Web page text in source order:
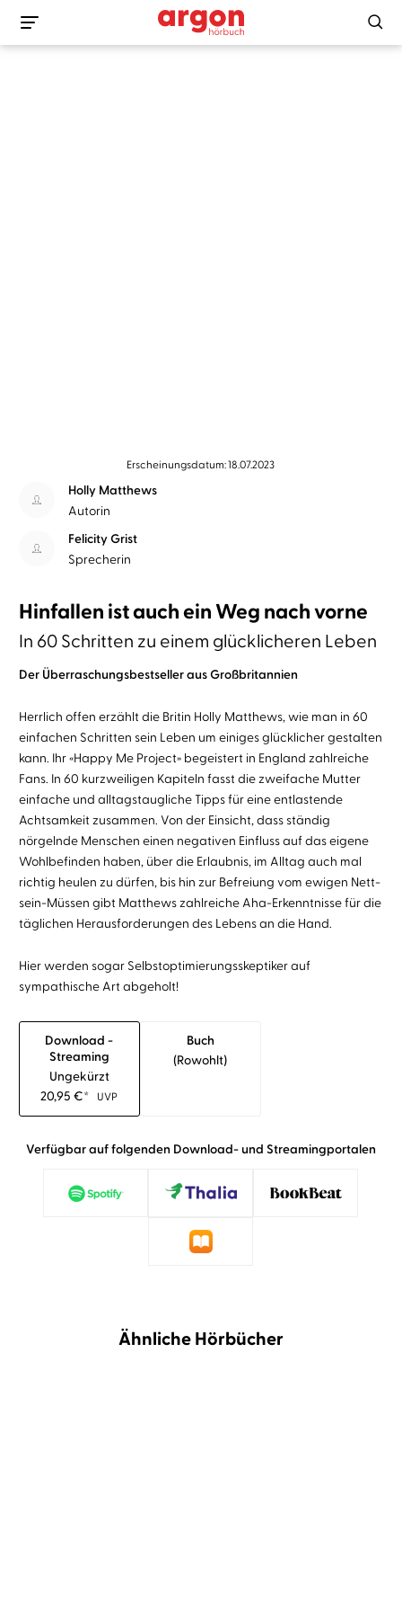
Erscheinungsdatum: 18.07.2023
Holly Matthews
Autorin
Felicity Grist
Sprecherin
Hinfallen ist auch ein Weg nach vorne
In 60 Schritten zu einem glücklicheren Leben
Der Überraschungsbestseller aus Großbritannien
Herrlich offen erzählt die Britin Holly Matthews, wie man in 60
einfachen Schritten sein Leben um einiges glücklicher gestalten
kann. Ihr «Happy Me Project» begeistert in England zahlreiche
Fans. In 60 kurzweiligen Kapiteln fasst die zweifache Mutter
einfache und alltagstaugliche Tipps für eine entlastende
Achtsamkeit zusammen. Von der Einsicht, dass ständig
nörgelnde Menschen einen negativen Einfluss auf das eigene
Wohlbefinden haben, über die Erlaubnis, im Alltag auch mal
richtig heulen zu dürfen, bis hin zur Befreiung vom ewigen Nett-
sein-Müssen gibt Matthews zahlreiche Aha-Erkenntnisse für die
täglichen Herausforderungen des Lebens an die Hand.
Hier werden sogar Selbstoptimierungsskeptiker auf
sympathische Art abgeholt!
Download -
Streaming
Ungekürzt
20,95€* UVP
Buch
(rowohlt)
Verfügbar auf folgenden Download- und Streamingportalen
Ähnliche Hörbücher